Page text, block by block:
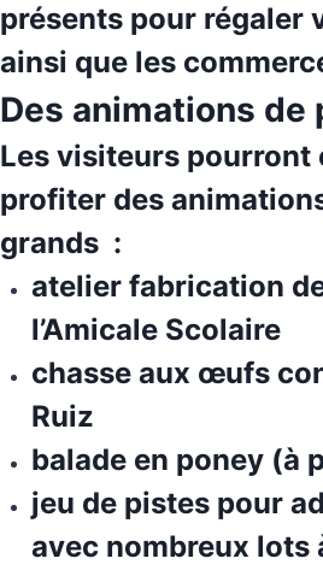
présents pour régaler
ainsi que les
Des animations de
Les visiteurs pourront
profiter des
grands :
atelier fabrication
l’Amicale Scolaire
chasse aux œufs
Ruiz
balade en poney (à
jeu de pistes pour
avec nombreux lots